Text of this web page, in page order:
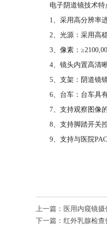
电子阴道镜技术特
1、采用高分辨率
2、光源：采用高
3、像素：
4、镜头内置高清
5、支架：阴道镜
6、台车：台车具
7、支持观察图像
8、支持脚踏开关
9、支持与医院
上一篇： 医用内窥镜摄
下一篇： 红外乳腺检查